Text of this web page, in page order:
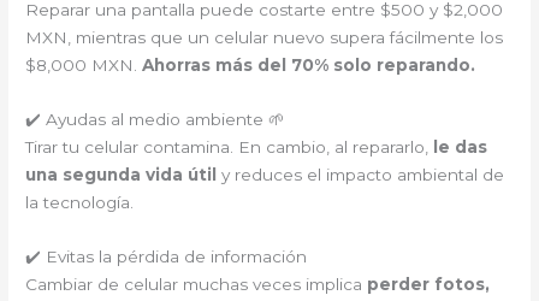
Reparar una pantalla puede costarte entre $500 y $2,000
MXN, mientras que un celular nuevo supera fácilmente los
$8,000 MXN.Ahorras más del 70% solo reparando.
✔️ Ayudas al medio ambiente 🌱
Tirar tu celular contamina. En cambio, al repararlo, le das
una segunda vida útil y reduces el impacto ambiental de
la tecnología.
✔️ Evitas la pérdida de información
Cambiar de celular muchas veces implica perder fotos,